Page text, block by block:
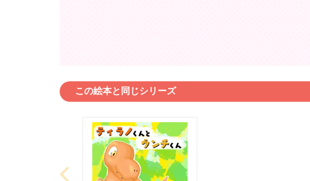
この絵本と同じシリーズ